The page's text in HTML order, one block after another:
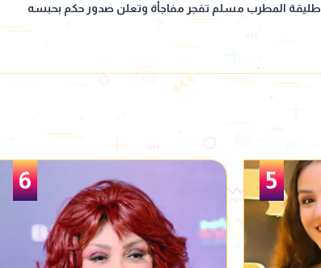
طليقة المطرب مسلم تفجر مفاجأة وتعلن صدور حكم بحبسه
6
1